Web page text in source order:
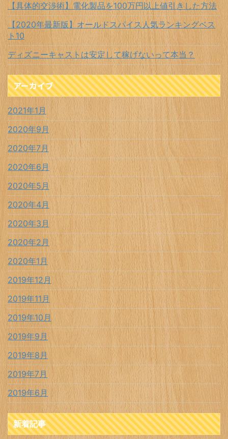
【具体的交渉術】電化製品を100万円以上値引きした方法
【2020年最新版】オールドスパイス人気ランキングベス
ト10
ディズニーキャストは安定して稼げないって本当？
アーカイブ
2021年1月
2020年9月
2020年7月
2020年6月
2020年5月
2020年4月
2020年3月
2020年2月
2020年1月
2019年12月
2019年11月
2019年10月
2019年9月
2019年8月
2019年7月
2019年6月
新着記事